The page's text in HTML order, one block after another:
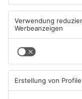
TOPNEWS